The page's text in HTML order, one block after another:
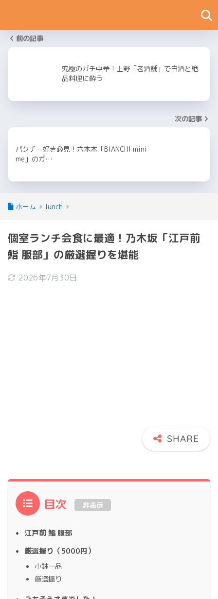
前の記事
究極のガチ中華！上野「老酒舗」で白酒と絶
品料理に酔う
次の記事
パクチー好き必見！六本木「BIANCHI mini
me」のガ…
ホーム lunch
個室ランチ会食に最適！乃木坂「江戸前
鮨 服部」の厳選握りを堪能
2026年7月30日
目次 非表示
江戸前 鮨 服部
厳選握り（5000円）
小鉢一品
厳選握り